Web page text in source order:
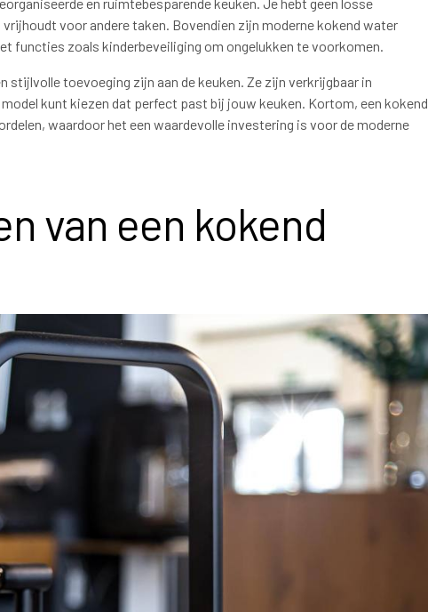
en ruimtebesparende keuken. Je hebt geen losse
voor andere taken. Bovendien zijn moderne kokend water
functies zoals kinderbeveiliging om ongelukken te voorkomen.
stijlvolle toevoeging zijn aan de keuken. Ze zijn verkrijgbaar in
kunt kiezen dat perfect past bij jouw keuken. Kortom, een kokend
waardoor het een waardevolle investering is voor de moderne
van een kokend